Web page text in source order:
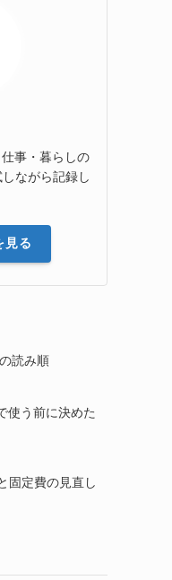
事・暮らしの
ながら記録し
見る
読み順
使う前に決めた
固定費の見直し